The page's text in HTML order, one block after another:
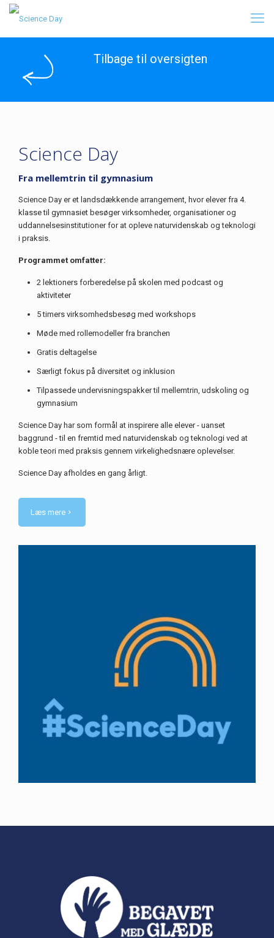
Tilbage til oversigten
Science Day
Fra mellemtrin til gymnasium
Science Day er et landsdækkende arrangement, hvor elever fra 4.
klasse til gymnasiet besøger virksomheder, organisationer og
uddannelsesinstitutioner for at opleve naturvidenskab og teknologi
i praksis.
Programmet omfatter:
2 lektioners forberedelse på skolen med podcast og
aktiviteter
5 timers virksomhedsbesøg med workshops
Møde med rollemodeller fra branchen
Gratis deltagelse
Særligt fokus på diversitet og inklusion
Tilpassede undervisningspakker til mellemtrin, udskoling og
gymnasium
Science Day har som formål at inspirere alle elever - uanset
baggrund - til en fremtid med naturvidenskab og teknologi ved at
koble teori med praksis gennem virkelighedsnære oplevelser.
Science Day afholdes en gang årligt.
Læs mere